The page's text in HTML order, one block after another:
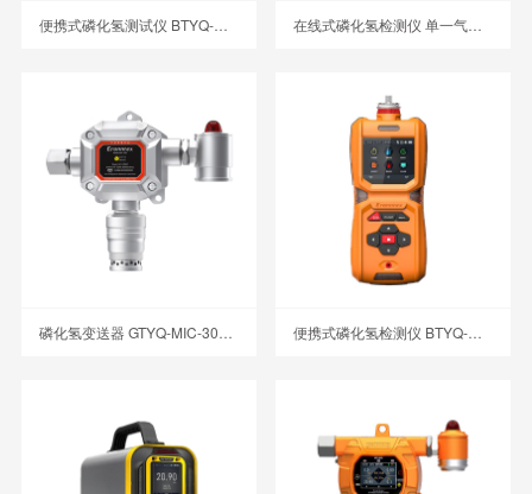
便携式磷化氢测试仪 BTYQ-MS104K-PH3 在线式磷化氢检测仪 单一气体检测报警仪
磷化氢变送器 GTYQ-MIC-300-PH3 便携式磷化氢检测仪 BTYQ-MS600-PH3